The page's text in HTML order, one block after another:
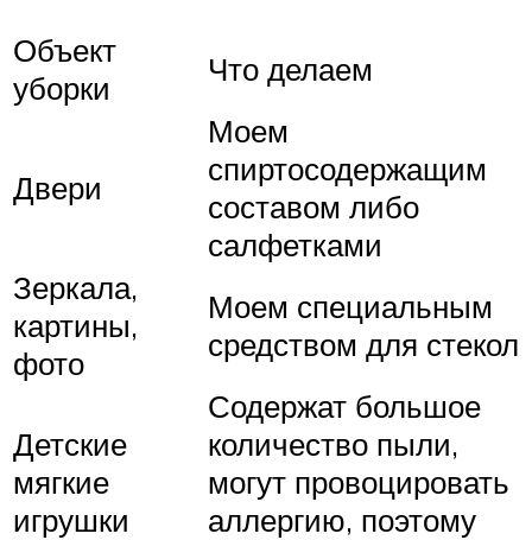
Объект
уборки
Что делаем
Двери
Моем
спиртосодержащим
составом либо
салфетками
Зеркала,
картины,
фото
Моем специальным
средством для стекол
Детские
мягкие
игрушки
Содержат большое
количество пыли,
могут провоцировать
аллергию, поэтому